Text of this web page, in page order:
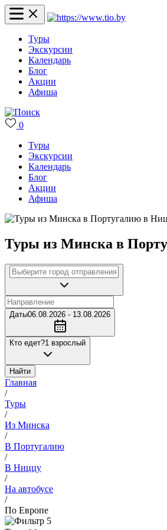
Туры
Экскурсии
Календарь
Блог
Акции
Афиша
0
Туры
Экскурсии
Календарь
Блог
Акции
Афиша
Туры из Минска в
Даты06.08.2026 - 13.08.2026
Кто едет?1 взрослый
Найти
Главная
/
Туры
/
Из Минска
/
В Португалию
/
В Ниццу
/
На автобусе
/
По Европе
5